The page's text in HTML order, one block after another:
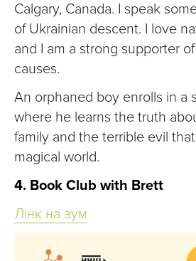
Calgary, Canada. I speak
of Ukrainian descent. I love
and I am a strong supporter
causes.
An orphaned boy enrolls in a
where he learns the truth
family and the terrible evil
magical world.
4. Book Club with Brett
Лінк на зум